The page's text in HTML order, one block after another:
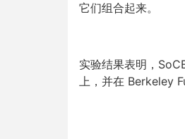
它们组合起来。
实验结果表明，
上，并在 Berkeley